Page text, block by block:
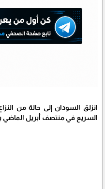
انزلق السودان إلى حالة من
السريع في منتصف أبريل الماضي